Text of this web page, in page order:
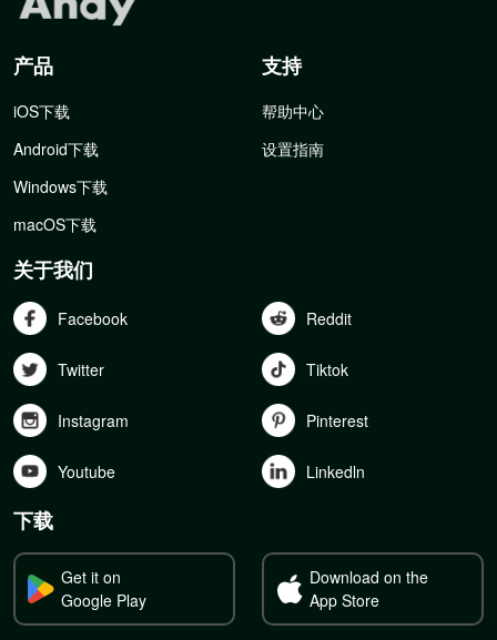
产品
iOS下载
Android下载
Windows下载
macOS下载
支持
帮助中心
设置指南
关于我们
Facebook Reddit
Twitter Tiktok
Instagram Pinterest
Youtube Linkedln
下载
Get it on
Google Play
Download on the
App Store